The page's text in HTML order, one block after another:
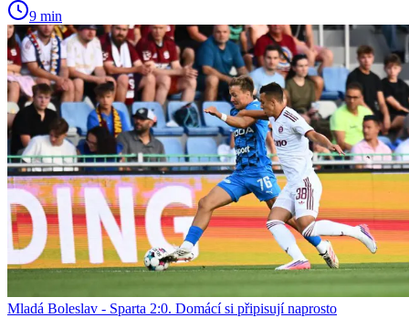
9 min
Mladá Boleslav - Sparta 2:0. Domácí si připisují naprosto